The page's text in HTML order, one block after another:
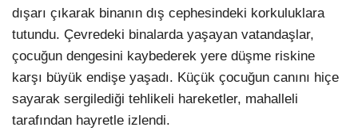
dışarı çıkarak binanın dış cephesindeki korkuluklara
tutundu. Çevredeki binalarda yaşayan vatandaşlar,
çocuğun dengesini kaybederek yere düşme riskine
karşı büyük endişe yaşadı. Küçük çocuğun canını hiçe
sayarak sergilediği tehlikeli hareketler, mahalleli
tarafından hayretle izlendi.